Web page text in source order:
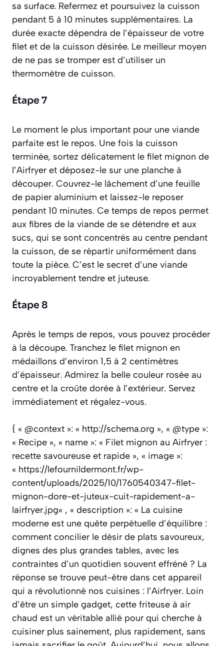
sa surface. Refermez et poursuivez la cuisson
pendant 5 à 10 minutes supplémentaires. La
durée exacte dépendra de l’épaisseur de votre
filet et de la cuisson désirée. Le meilleur moyen
de ne pas se tromper est d’utiliser un
thermomètre de cuisson.
Étape 7
Le moment le plus important pour une viande
parfaite est le repos. Une fois la cuisson
terminée, sortez délicatement le filet mignon de
l’Airfryer et déposez-le sur une planche à
découper. Couvrez-le lâchement d’une feuille
de papier aluminium et laissez-le reposer
pendant 10 minutes. Ce temps de repos permet
aux fibres de la viande de se détendre et aux
sucs, qui se sont concentrés au centre pendant
la cuisson, de se répartir uniformément dans
toute la pièce. C’est le secret d’une viande
incroyablement tendre et juteuse.
Étape 8
Après le temps de repos, vous pouvez procéder
à la découpe. Tranchez le filet mignon en
médaillons d’environ 1,5 à 2 centimètres
d’épaisseur. Admirez la belle couleur rosée au
centre et la croûte dorée à l’extérieur. Servez
immédiatement et régalez-vous.
{ « @context »: « http://schema.org », « @type »:
« Recipe », « name »: « Filet mignon au Airfryer :
recette savoureuse et rapide », « image »:
« https://lefournildermont.fr/wp-
content/uploads/2025/10/1760540347-filet-
mignon-dore-et-juteux-cuit-rapidement-a-
lairfryer.jpg« , « description »: « La cuisine
moderne est une quête perpétuelle d’équilibre :
comment concilier le désir de plats savoureux,
dignes des plus grandes tables, avec les
contraintes d’un quotidien souvent effréné ? La
réponse se trouve peut-être dans cet appareil
qui a révolutionné nos cuisines : l’Airfryer. Loin
d’être un simple gadget, cette friteuse à air
chaud est un véritable allié pour qui cherche à
cuisiner plus sainement, plus rapidement, sans